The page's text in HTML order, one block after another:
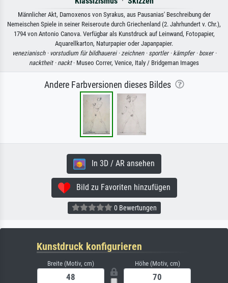
Männlicher Akt, Damoxenos von Syrakus, aus Pausanias' Beschreibung der
Nemeischen Spiele in seiner Reiseroute durch Griechenland (2. Jahrhundert v. Chr.),
1794 von Antonio Canova. Verfügbar als Kunstdruck auf Leinwand, Fotopapier,
Aquarellkarton, Naturpapier oder Japanpapier.
venezianisch · vorstudium für bildhauerei · zeichnen · sportler · kämpfer · boxer ·
nacktheit · nackt· Museo Correr, Venice, Italy / Bridgeman Images
Andere Farbversionen dieses Bildes
In 3D / AR ansehen
Bild zu Favoriten hinzufügen
0 Bewertungen
Kunstdruck konfigurieren
Breite (Motiv, cm) Höhe (Motiv, cm)